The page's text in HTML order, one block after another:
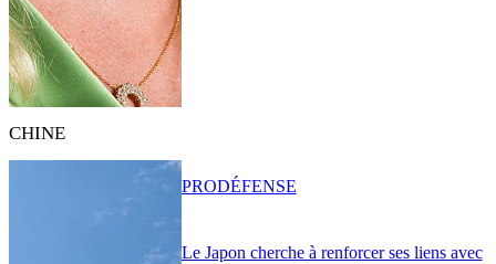
CHINE
Le Japon cherche à renforcer ses liens avec
PRODÉFENSE